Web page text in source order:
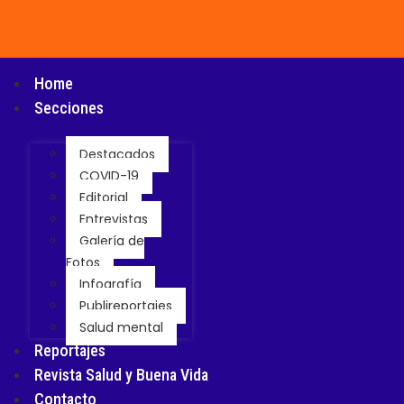
Home
Secciones
Destacados
COVID-19
Editorial
Entrevistas
Galería de
Fotos
Infografía
Publireportajes
Salud mental
Reportajes
Revista Salud y Buena Vida
Contacto